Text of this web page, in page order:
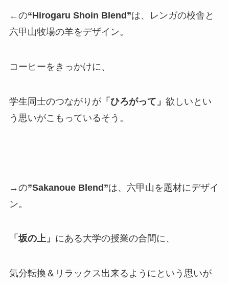
←の“Hirogaru Shoin Blend”は、レンガの校舎と
六甲山牧場の羊をデザイン。
コーヒーをきっかけに、
学生同士のつながりが「ひろがって」 欲しいとい
う思いがこもっているそう。
→の”Sakanoue Blend”は、六甲山を題材にデザイ
ン。
「坂の上」 にある大学の授業の合間に、
気分転換＆リラックス出来るようにという思いが